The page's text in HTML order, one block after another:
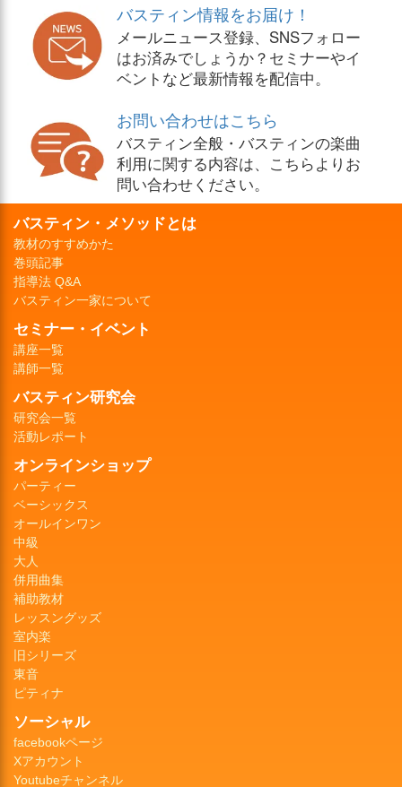
バスティン情報をお届け！
メールニュース登録、SNSフォロー
はお済みでしょうか？セミナーやイ
ベントなど最新情報を配信中。
お問い合わせはこちら
バスティン全般・バスティンの楽曲
利用に関する内容は、こちらよりお
問い合わせください。
バスティン・メソッドとは
教材のすすめかた
巻頭記事
指導法 Q&A
バスティン一家について
セミナー・イベント
講座一覧
講師一覧
バスティン研究会
研究会一覧
活動レポート
オンラインショップ
パーティー
ベーシックス
オールインワン
中級
大人
併用曲集
補助教材
レッスングッズ
室内楽
旧シリーズ
東音
ピティナ
ソーシャル
facebookページ
Xアカウント
Youtubeチャンネル